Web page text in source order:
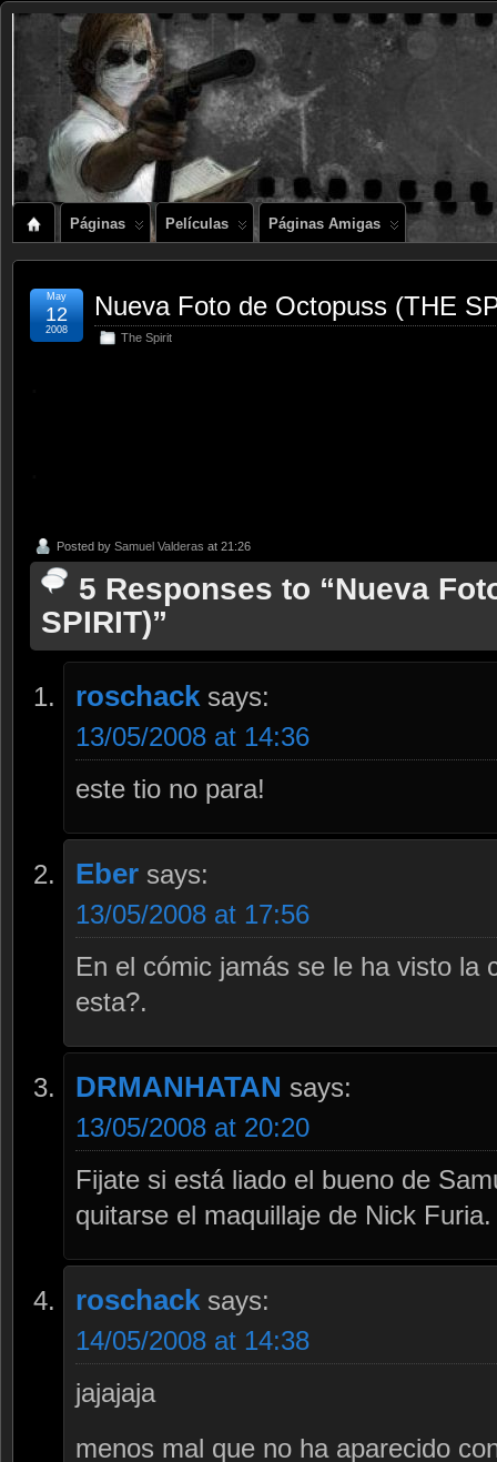
Páginas Películas Páginas Amigas
Nueva Foto de Octopuss (THE
The Spirit
May
12
2008
Posted by Samuel Valderas at 21:26
5 Responses to “Nueva
SPIRIT)”
roschack says:
13/05/2008 at 14:36
este tio no para!
Eber says:
13/05/2008 at 17:56
En el cómic jamás se le ha visto la
esta?.
DRMANHATAN says:
13/05/2008 at 20:20
Fijate si está liado el bueno de
quitarse el maquillaje de Nick Furia.
roschack says:
14/05/2008 at 14:38
jajajaja
menos mal que no ha aparecido